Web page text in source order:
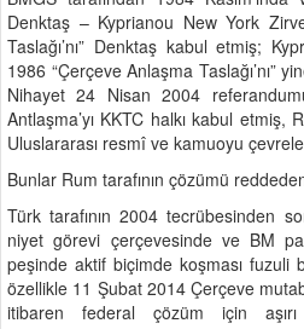
Denktaş – Kyprianou New York
Taslağı’nı” Denktaş kabul etmiş;
1986 “Çerçeve Anlaşma Taslağı’nı”
Nihayet 24 Nisan 2004
Antlaşma’yı KKTC halkı kabul
Uluslararası resmî ve kamuoyu
Bunlar Rum tarafının çözümü
Türk tarafının 2004 tecrübesinden
niyet görevi çerçevesinde ve BM
peşinde aktif biçimde koşması fuzuli
özellikle 11 Şubat 2014 Çerçeve
itibaren federal çözüm için